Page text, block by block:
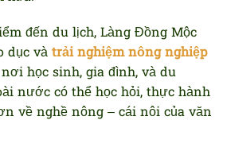
đến du lịch, Làng Đồng Mộc
dục và trải nghiệm nông nghiệp
học sinh, gia đình, và du
nước có thể học hỏi, thực hành
về nghề nông – cái nôi của văn